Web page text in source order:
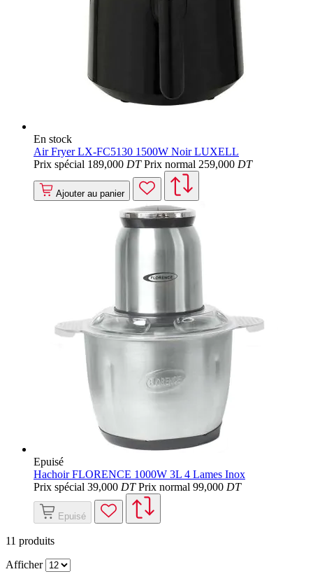
En stock
Air Fryer LX-FC5130 1500W Noir LUXELL
Prix spécial 189,000 DT Prix normal 259,000 DT
Ajouter au panier
Epuisé
Hachoir FLORENCE 1000W 3L 4 Lames Inox
Prix spécial 39,000 DT Prix normal 99,000 DT
Epuisé
11 produits
Afficher